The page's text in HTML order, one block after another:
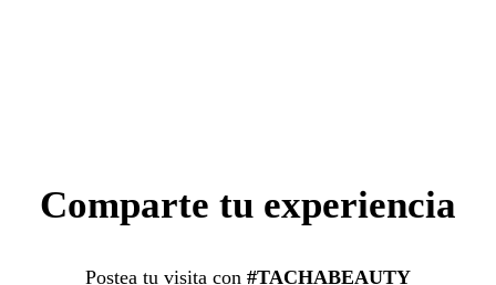
Comparte tu experiencia
Postea tu visita con #TACHABEAUTY